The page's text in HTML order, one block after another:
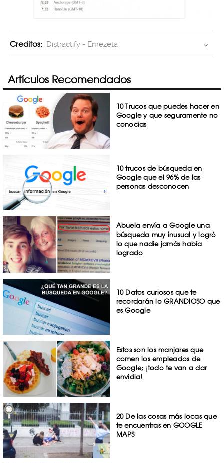
Creditos: Distractify - Emezeta
Artículos Recomendados
10 Trucos que puedes hacer en
Google y que seguramente no
conocías
10 trucos de búsqueda en
Google que el 96% de las
personas desconocen
Abuela envía a Google una
búsqueda muy inusual y logró
lo que nadie jamás había
logrado
10 Datos curiosos que te
recordarán lo GRANDIOSO que
es Google
Estos son los manjares que
comen los empleados de
Google; ¡todo te van a dar
envidia!
20 De las cosas más locas que
te encuentras en GOOGLE
MAPS